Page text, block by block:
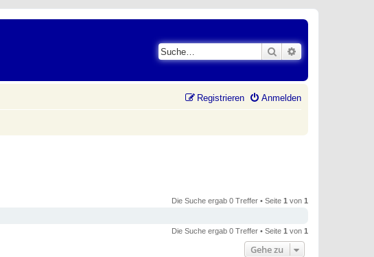
Suche
Anmelden
Registrieren
Die Suche ergab 0 Treffer • Seite 1 von 1
Die Suche ergab 0 Treffer • Seite 1 von 1
Gehe zu